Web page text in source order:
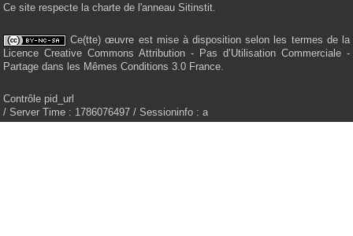
Ce site respecte la charte de l'anneau Sitinstit.
Ce(tte) œuvre est mise à disposition selon les termes de la
Licence Creative Commons Attribution - Pas d’Utilisation Commerciale -
Partage dans les Mêmes Conditions 3.0 France.
Contrôle pid_url
/ Server Time : 1786076497 / Sessioninfo : a